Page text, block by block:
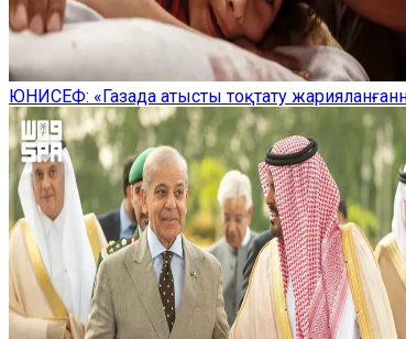
ЮНИСЕФ: «Газада атысты тоқтату